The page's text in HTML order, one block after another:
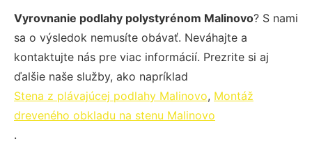
Vyrovnanie podlahy polystyrénom Malinovo? S nami
sa o výsledok nemusíte obávať. Neváhajte a
kontaktujte nás pre viac informácií. Prezrite si aj
ďalšie naše služby, ako napríklad
Stena z plávajúcej podlahy Malinovo, Montáž
dreveného obkladu na stenu Malinovo
.